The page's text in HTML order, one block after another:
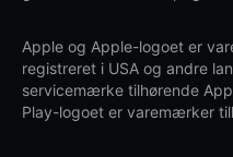
Apple og Apple-logoet er
registreret i USA og andre
servicemærke tilhørende
Play-logoet er varemærker